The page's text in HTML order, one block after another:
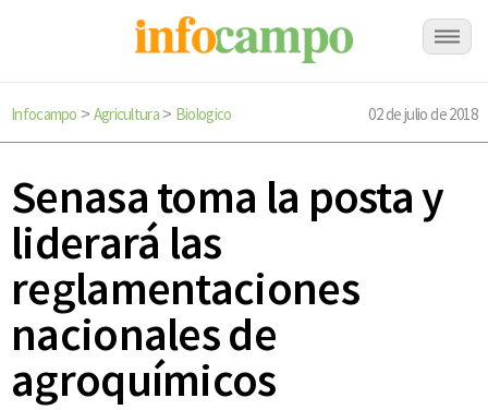
Infocampo > Agricultura> Biologico 02 de julio de 2018
Senasa toma la posta y
liderará las
reglamentaciones
nacionales de
agroquímicos